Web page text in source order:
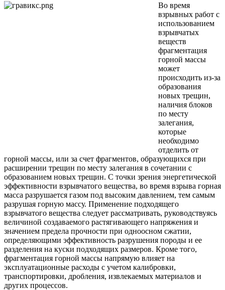
Во время
взрывных работ с
использованием
взрывчатых
веществ
фрагментация
горной массы
может
происходить из-за
образования
новых трещин,
наличия блоков
по месту
залегания,
которые
необходимо
отделить от
горной массы, или за счет фрагментов, образующихся при
расширении трещин по месту залегания в сочетании с
образованием новых трещин. С точки зрения энергетической
эффективности взрывчатого вещества, во время взрыва горная
масса разрушается газом под высоким давлением, тем самым
разрушая горную массу. Применение подходящего
взрывчатого вещества следует рассматривать, руководствуясь
величиной создаваемого растягивающего напряжения и
значением предела прочности при одноосном сжатии,
определяющими эффективность разрушения породы и ее
разделения на куски подходящих размеров. Кроме того,
фрагментация горной массы напрямую влияет на
эксплуатационные расходы с учетом калибровки,
транспортировки, дробления, извлекаемых материалов и
других процессов.